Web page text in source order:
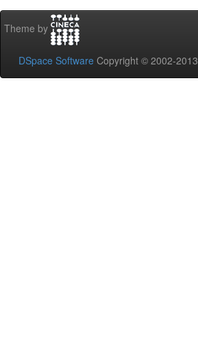
Theme by
DSpace Software Copyright © 2002-2013